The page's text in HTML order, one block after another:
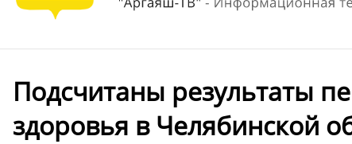
Подсчитаны результаты
здоровья в Челябинской